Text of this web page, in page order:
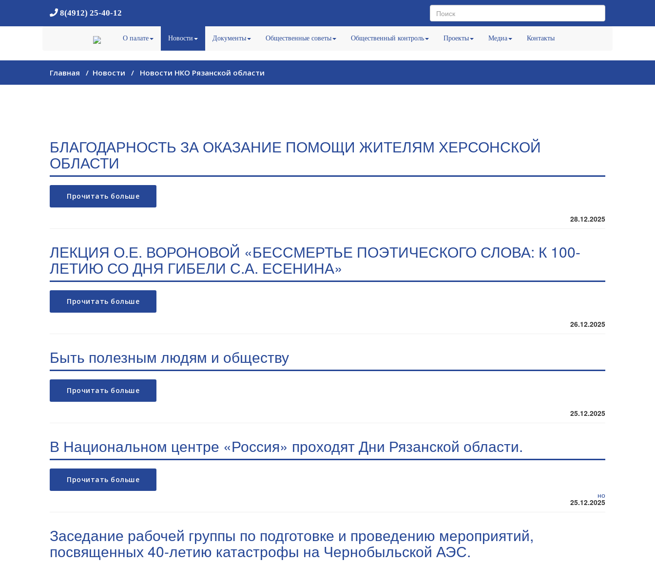
8(4912) 25-40-12
О палате Новости Документы Общественные советы Общественный контроль Проекты Медиа Контакты
Главная / Новости / Новости НКО Рязанской области
БЛАГОДАРНОСТЬ ЗА ОКАЗАНИЕ ПОМОЩИ ЖИТЕЛЯМ ХЕРСОНСКОЙ
ОБЛАСТИ
Прочитать больше
28.12.2025
ЛЕКЦИЯ О.Е. ВОРОНОВОЙ «БЕССМЕРТЬЕ ПОЭТИЧЕСКОГО СЛОВА: К 100-
ЛЕТИЮ СО ДНЯ ГИБЕЛИ С.А. ЕСЕНИНА»
Прочитать больше
26.12.2025
Быть полезным людям и обществу
Прочитать больше
25.12.2025
В Национальном центре «Россия» проходят Дни Рязанской области.
Прочитать больше
но
25.12.2025
Заседание рабочей группы по подготовке и проведению мероприятий,
посвященных 40-летию катастрофы на Чернобыльской АЭС.